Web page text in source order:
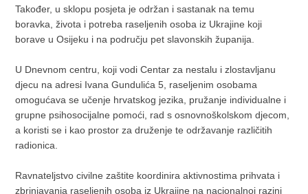
Također, u sklopu posjeta je održan i sastanak na temu
boravka, života i potreba raseljenih osoba iz Ukrajine koji
borave u Osijeku i na području pet slavonskih županija.
U Dnevnom centru, koji vodi Centar za nestalu i zlostavljanu
djecu na adresi Ivana Gundulića 5, raseljenim osobama
omogućava se učenje hrvatskog jezika, pružanje individualne i
grupne psihosocijalne pomoći, rad s osnovnoškolskom djecom,
a koristi se i kao prostor za druženje te održavanje različitih
radionica.
Ravnateljstvo civilne zaštite koordinira aktivnostima prihvata i
zbrinjavanja raseljenih osoba iz Ukrajine na nacionalnoj razini